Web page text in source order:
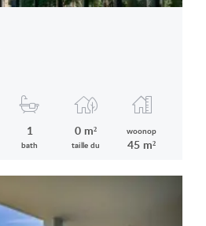
1
bath
0 m²
taille du
woonop
45 m²